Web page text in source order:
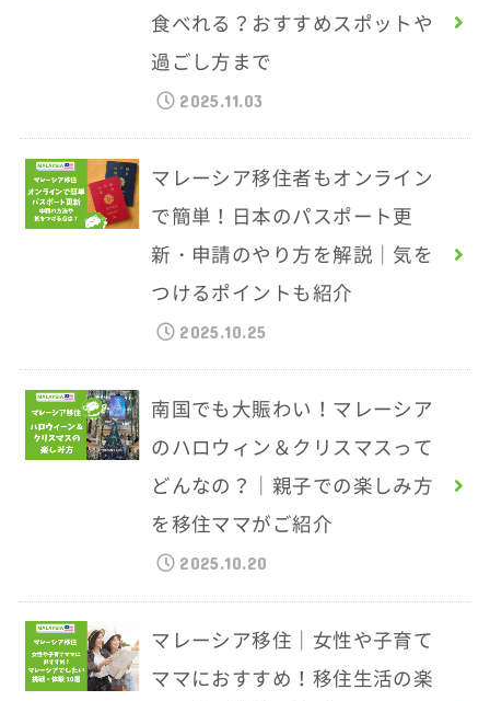
食べれる？おすすめスポットや
過ごし方まで
2025.11.03
マレーシア移住者もオンライン
で簡単！日本のパスポート更
新・申請のやり方を解説｜気を
つけるポイントも紹介
2025.10.25
南国でも大賑わい！マレーシア
のハロウィン＆クリスマスって
どんなの？｜親子での楽しみ方
を移住ママがご紹介
2025.10.20
マレーシア移住｜女性や子育て
ママにおすすめ！移住生活の楽